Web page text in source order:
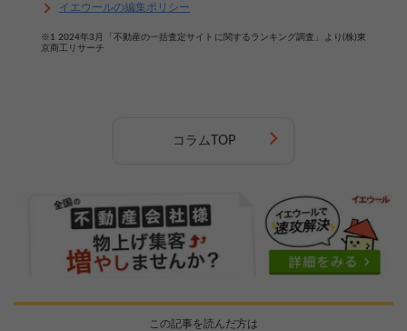
イエウールの編集ポリシー
※1 2024年3月「不動産の一括査定サイトに関するランキング調査」より(株)東
京商工リサーチ
コラムTOP
この記事を読んだ方は